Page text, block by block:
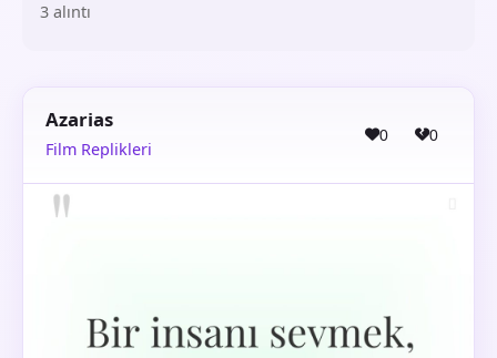
3 alıntı
Azarias
Film Replikleri
0 0